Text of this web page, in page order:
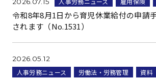
令和8年8月1日から育児休業給付の申請
されます（No.1531）
2026.05.12
人事労務ニュース 労働法・労務管理 資料